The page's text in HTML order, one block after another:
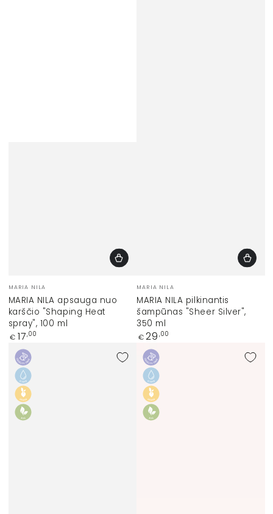
Prekinis
ženklas:
MARIA NILA
MARIA NILA apsauga nuo
karščio "Shaping Heat
spray", 100 ml
Įprasta
€ 17,00
Prekinis
ženklas:
MARIA NILA
MARIA NILA pilkinantis
šampūnas "Sheer Silver",
350 ml
Įprasta
€ 29 ,00